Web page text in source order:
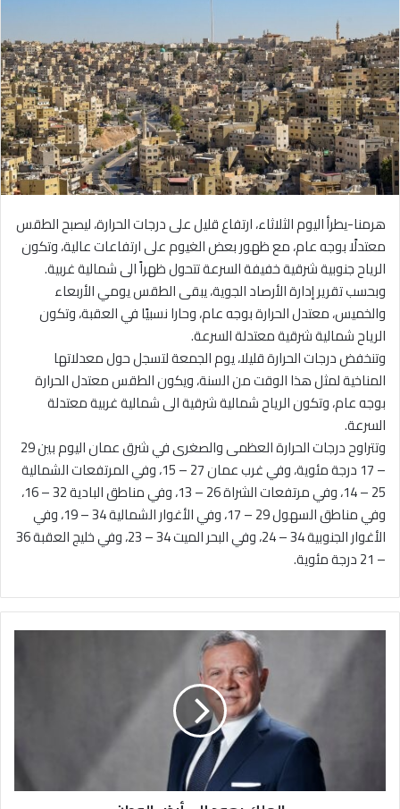
هرمنا-يطرأ اليوم الثلاثاء، ارتفاع قليل على درجات الحرارة، ليصبح الطقس
معتدلًا بوجه عام، مع ظهور بعض الغيوم على ارتفاعات عالية، وتكون
الرياح جنوبية شرقية خفيفة السرعة تتحول ظهراً الى شمالية غربية.
وبحسب تقرير إدارة الأرصاد الجوية، يبقى الطقس يومي الأربعاء
والخميس، معتدل الحرارة بوجه عام، وحارا نسبيًا في العقبة، وتكون
الرياح شمالية شرقية معتدلة السرعة.
وتنخفض درجات الحرارة قليلا، يوم الجمعة لتسجل حول معدلاتها
المناخية لمثل هذا الوقت من السنة، ويكون الطقس معتدل الحرارة
بوجه عام، وتكون الرياح شمالية شرقية الى شمالية غربية معتدلة
السرعة.
وتتراوح درجات الحرارة العظمى والصغرى في شرق عمان اليوم بين 29
– 17 درجة مئوية، وفي غرب عمان 27 – 15، وفي المرتفعات الشمالية
25 – 14، وفي مرتفعات الشراة 26 – 13، وفي مناطق البادية 32 – 16،
وفي مناطق السهول 29 – 17، وفي الأغوار الشمالية 34 – 19، وفي
الأغوار الجنوبية 34 – 24، وفي البحر الميت 34 – 23، وفي خليج العقبة 36
– 21 درجة مئوية.
د